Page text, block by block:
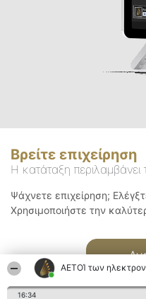
ΑΕΤΟΊ των
16:34
Βρείτε επιχείρηση
Η κατάταξη
Ψάχνετε επιχείρηση;
Χρησιμοποιήστε την